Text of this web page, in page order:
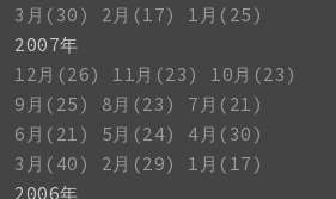
3月(30)
2月(17)
1月(25)
2007年
12月(26)
11月(23)
10月(23)
9月(25)
8月(23)
7月(21)
6月(21)
5月(24)
4月(30)
3月(40)
2月(29)
1月(17)
2006年